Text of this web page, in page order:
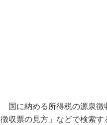
国に納める所得税の源泉徴
徴収票の見方」などで検索